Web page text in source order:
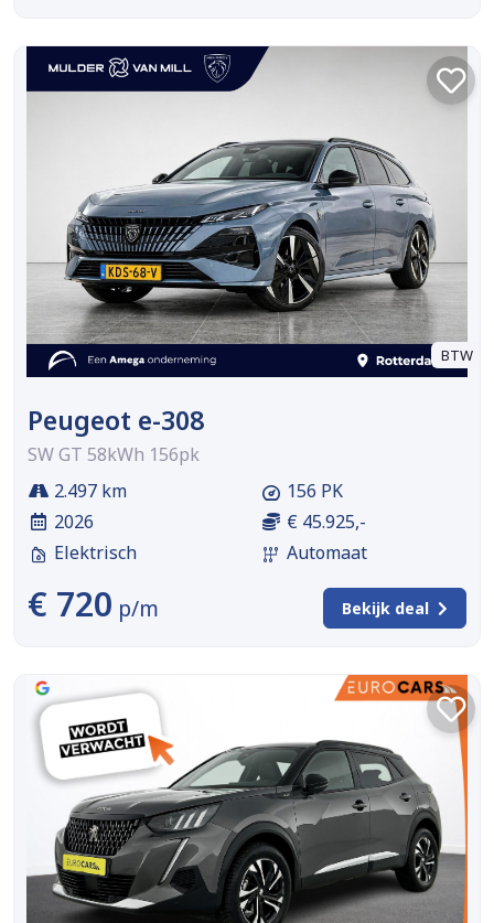
BTW
Peugeot e-308
SW GT 58kWh 156pk
2.497 km
2026
Elektrisch
156 PK
€ 45.925,-
Automaat
€ 720 p/m Bekijk deal